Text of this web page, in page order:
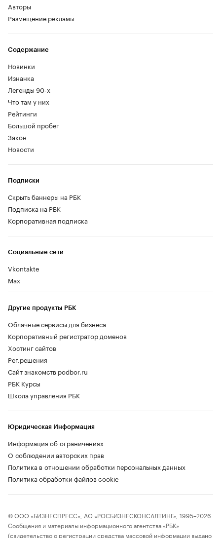
Авторы
Размещение рекламы
Содержание
Новинки
Изнанка
Легенды 90-х
Что там у них
Рейтинги
Большой пробег
Закон
Новости
Социальные сети
Vkontakte
Max
Другие продукты РБК
Облачные сервисы для бизнеса
Корпоративный регистратор доменов
Хостинг сайтов
Рег.решения
Сайт знакомств podbor.ru
РБК Курсы
Школа управления РБК
Подписки
Скрыть баннеры на РБК
Подписка на РБК
Корпоративная подписка
Юридическая Информация
Информация об ограничениях
О соблюдении авторских прав
Политика в отношении обработки персональных данных
Политика обработки файлов cookie
© ООО «БИЗНЕСПРЕСС», АО «РОСБИЗНЕСКОНСАЛТИНГ», 1995–2026.
Сообщения и материалы информационного агентства «РБК»
(свидетельство о регистрации средства массовой информации выдано